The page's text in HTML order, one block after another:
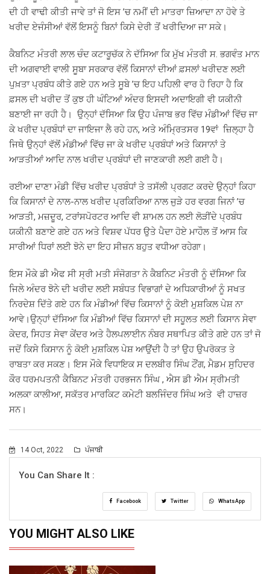
ਦੀ ਹੀ ਵਾਢੀ ਕੀਤੀ ਜਾਵੇ ਤਾਂ ਜੋ ਇਸ ’ਚ ਨਮੀਂ ਦੀ ਮਾਤਰਾ ਜ਼ਿਆਦਾ ਨਾ ਹੋਵੇ ਤੇ
ਖਰੀਦ ਏਜੰਸੀਆਂ ਵੱਲੋਂ ਇਸਨੂੰ ਬਿਨਾਂ ਕਿਸੇ ਦੇਰੀ ਤੋਂ ਖਰੀਦਿਆ ਜਾ ਸਕੇ।
ਕੈਬਨਿਟ ਮੰਤਰੀ ਲਾਲ ਚੰਦ ਕਟਾਰੂਚੱਕ ਨੇ ਦੱਸਿਆ ਕਿ ਮੁੱਖ ਮੰਤਰੀ ਸ. ਭਗਵੰਤ ਮਾਨ
ਦੀ ਅਗਵਾਈ ਵਾਲੀ ਸੂਬਾ ਸਰਕਾਰ ਵੱਲੋਂ ਕਿਸਾਨਾਂ ਦੀਆਂ ਫ਼ਸਲਾਂ ਖਰੀਦਣ ਲਈ
ਪੁਖ਼ਤਾ ਪ੍ਰਬੰਧ ਕੀਤੇ ਗਏ ਹਨ ਅਤੇ ਸੂਬੇ ’ਚ ਇਹ ਪਹਿਲੀ ਵਾਰ ਹੋ ਰਿਹਾ ਹੈ ਕਿ
ਫ਼ਸਲ ਦੀ ਖਰੀਦ ਤੋਂ ਕੁਝ ਹੀ ਘੰਟਿਆਂ ਅੰਦਰ ਇਸਦੀ ਅਦਾਇਗੀ ਵੀ ਯਕੀਨੀ
ਬਣਾਈ ਜਾ ਰਹੀ ਹੈ। ਉਨ੍ਹਾਂ ਦੱਸਿਆ ਕਿ ਉਹ ਪੰਜਾਬ ਭਰ ਵਿੱਚ ਮੰਡੀਆਂ ਵਿੱਚ ਜਾ
ਕੇ ਖਰੀਦ ਪ੍ਰਬੰਧਾਂ ਦਾ ਜਾਇਜਾ ਲੈ ਰਹੇ ਹਨ, ਅਤੇ ਅੰਮ੍ਰਿਤਸਰ 19ਵਾਂ ਜ਼ਿਲ੍ਹਾ ਹੈ
ਜਿਥੇ ਉਨ੍ਹਾਂ ਵੱਲੋਂ ਮੰਡੀਆਂ ਵਿੱਚ ਜਾ ਕੇ ਖਰੀਦ ਪ੍ਰਬੰਧਾਂ ਅਤੇ ਕਿਸਾਨਾਂ ਤੇ
ਆੜਤੀਆਂ ਆਦਿ ਨਾਲ ਖਰੀਦ ਪ੍ਰਬੰਧਾਂ ਦੀ ਜਾਣਕਾਰੀ ਲਈ ਗਈ ਹੈ।
ਰਈਆ ਦਾਣਾ ਮੰਡੀ ਵਿੱਚ ਖਰੀਦ ਪ੍ਰਬੰਧਾਂ ਤੇ ਤਸੱਲੀ ਪ੍ਰਗਟ ਕਰਦੇ ਉਨ੍ਹਾਂ ਕਿਹਾ
ਕਿ ਕਿਸਾਨਾਂ ਦੇ ਨਾਲ-ਨਾਲ ਖਰੀਦ ਪ੍ਰਕਿਰਿਆ ਨਾਲ ਜੁੜੇ ਹਰ ਵਰਗ ਜਿਨਾਂ ’ਚ
ਆੜਤੀ, ਮਜ਼ਦੂਰ, ਟਰਾਂਸਪੋਰਟਰ ਆਦਿ ਵੀ ਸ਼ਾਮਲ ਹਨ ਲਈ ਲੋੜੀਂਦੇ ਪ੍ਰਬੰਧ
ਯਕੀਨੀ ਬਣਾਏ ਗਏ ਹਨ ਅਤੇ ਵਿਸ਼ਵ ਪੱਧਰ ਉਤੇ ਪੈਦਾ ਹੋਏ ਮਾਹੌਲ ਤੋਂ ਆਸ ਕਿ
ਸਾਰੀਆਂ ਧਿਰਾਂ ਲਈ ਝੋਨੇ ਦਾ ਇਹ ਸੀਜ਼ਨ ਬਹੁਤ ਵਧੀਆ ਰਹੇਗਾ।
ਇਸ ਮੌਕੇ ਡੀ ਐਫ ਸੀ ਸ੍ਰੀ ਮਤੀ ਸੰਜੋਗਤਾ ਨੇ ਕੈਬਨਿਟ ਮੰਤਰੀ ਨੂੰ ਦੱਸਿਆ ਕਿ
ਜਿਲੇ ਅੰਦਰ ਝੋਨੇ ਦੀ ਖਰੀਦ ਲਈ ਸਬੰਧਤ ਵਿਭਾਗਾਂ ਦੇ ਅਧਿਕਾਰੀਆਂ ਨੂੰ ਸਖਤ
ਨਿਰਦੇਸ਼ ਦਿੱਤੇ ਗਏ ਹਨ ਕਿ ਮੰਡੀਆਂ ਵਿੱਚ ਕਿਸਾਨਾਂ ਨੂੰ ਕੋਈ ਮੁਸ਼ਕਿਲ ਪੇਸ਼ ਨਾ
ਆਵੇ।ਉਨ੍ਹਾਂ ਦੱਸਿਆ ਕਿ ਮੰਡੀਆਂ ਵਿੱਚ ਕਿਸਾਨਾਂ ਦੀ ਸਹੂਲਤ ਲਈ ਕਿਸਾਨ ਸੇਵਾ
ਕੇਦਰ, ਸਿਹਤ ਸੇਵਾ ਕੇਂਦਰ ਅਤੇ ਹੈਲਪਲਾਈਨ ਨੰਬਰ ਸਥਾਪਿਤ ਕੀਤੇ ਗਏ ਹਨ ਤਾਂ ਜੋ
ਜਦੋਂ ਕਿਸੇ ਕਿਸਾਨ ਨੂੰ ਕੋਈ ਮੁਸ਼ਕਿਲ ਪੇਸ਼ ਆਉਂਦੀ ਹੈ ਤਾਂ ਉਹ ਉਪਰੋਕਤ ਤੇ
ਰਾਬਤਾ ਕਰ ਸਕਣ। ਇਸ ਮੌਕੇ ਵਿਧਾਇਕ ਸ ਦਲਬੀਰ ਸਿੰਘ ਟੌਂਗ, ਮੈਡਮ ਸੁਹਿਦਰ
ਕੌਰ ਧਰਮਪਤਨੀ ਕੈਬਿਨਟ ਮੰਤਰੀ ਹਰਭਜਨ ਸਿੰਘ , ਐਸ ਡੀ ਐਮ ਸ੍ਰੀਮਤੀ
ਅਲਕਾ ਕਾਲੀਆ, ਸਕੱਤਰ ਮਾਰਕਿਟ ਕਮੇਟੀ ਬਲਜਿੰਦਰ ਸਿੰਘ ਅਤੇ ਵੀ ਹਾਜ਼ਰ
ਸਨ।
14 Oct, 2022 ਪੰਜਾਬੀ
You Can Share It :
Facebook Twitter WhatsApp
YOU MIGHT ALSO LIKE